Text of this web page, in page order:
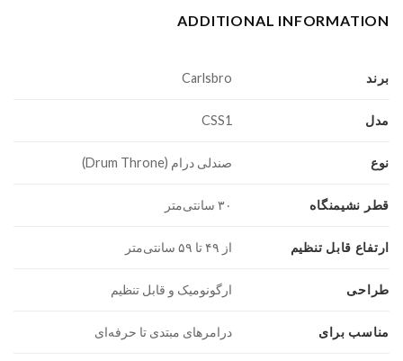
ADDITIONAL INFORMATION
برند Carlsbro
مدل CSS1
نوع صندلی درام (Drum Throne)
قطر نشیمنگاه ۳۰ سانتی‌متر
ارتفاع قابل تنظیم از ۴۹ تا ۵۹ سانتی‌متر
طراحی ارگونومیک و قابل تنظیم
مناسب برای درامرهای مبتدی تا حرفه‌ای